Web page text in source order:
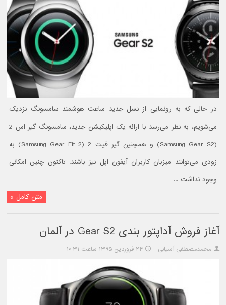
در حالی که به رونمایی از نسل جدید ساعت هوشمند سامسونگ نزدیک
می‌شویم، به نظر می‌رسد با ارائه یک اپلیکیشن جدید، سامسونگ گیر اس 2
(Samsung Gear S2) و همچنین گیر فیت 2 (Samsung Gear Fit 2) به
زودی می‌توانند میزبان کاربران آیفون اپل نیز باشند. تاکنون چنین امکانی
وجود نداشت ...
متن کامل »
آغاز فروش آداپتور بندی Gear S2 در آلمان
محمدمصطفی آسیابی ۲۴ فروردین ۱۳۹۵ ساعت ۱۰:۳۱